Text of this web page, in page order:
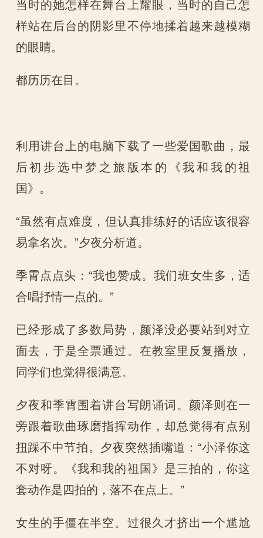
当时的她怎样在舞台上耀眼，当时的自己怎
样站在后台的阴影里不停地揉着越来越模糊
的眼睛。
都历历在目。
利用讲台上的电脑下载了一些爱国歌曲，最
后初步选中梦之旅版本的《我和我的祖
国》。
“虽然有点难度，但认真排练好的话应该很容
易拿名次。”夕夜分析道。
季霄点点头：“我也赞成。我们班女生多，适
合唱抒情一点的。”
已经形成了多数局势，颜泽没必要站到对立
面去，于是全票通过。在教室里反复播放，
同学们也觉得很满意。
夕夜和季霄围着讲台写朗诵词。颜泽则在一
旁跟着歌曲琢磨指挥动作，却总觉得有点别
扭踩不中节拍。夕夜突然插嘴道：“小泽你这
不对呀。《我和我的祖国》是三拍的，你这
套动作是四拍的，落不在点上。”
女生的手僵在半空。过很久才挤出一个尴尬